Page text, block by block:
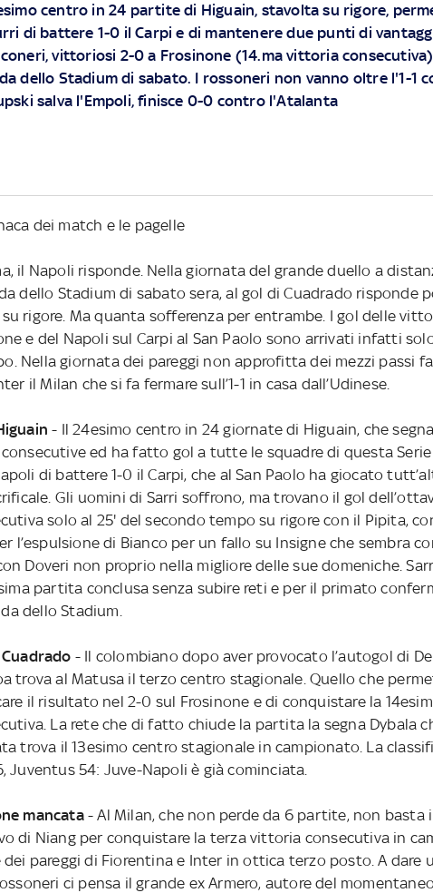
centro in 24 partite di Higuain, stavolta su rigore,
di battere 1-0 il Carpi e di mantenere due punti di
vittoriosi 2-0 a Frosinone (14.ma vittoria
dello Stadium di sabato. I rossoneri non vanno oltre l'1-1
salva l'Empoli, finisce 0-0 contro l'Atalanta
dei match e le pagelle
il Napoli risponde. Nella giornata del grande duello a
dello Stadium di sabato sera, al gol di Cuadrado risponde
rigore. Ma quanta sofferenza per entrambe. I gol delle
e del Napoli sul Carpi al San Paolo sono arrivati infatti
Nella giornata dei pareggi non approfitta dei mezzi passi
il Milan che si fa fermare sull’1-1 in casa dall’Udinese.
- Il 24esimo centro in 24 giornate di Higuain, che
ed ha fatto gol a tutte le squadre di questa Serie
di battere 1-0 il Carpi, che al San Paolo ha giocato
Gli uomini di Sarri soffrono, ma trovano il gol
solo al 25' del secondo tempo su rigore con il Pipita,
l’espulsione di Bianco per un fallo su Insigne che sembra
Doveri non proprio nella migliore delle sue domeniche.
partita conclusa senza subire reti e per il primato
dello Stadium.
Cuadrado - Il colombiano dopo aver provocato l’autogol di
trova al Matusa il terzo centro stagionale. Quello che
il risultato nel 2-0 sul Frosinone e di conquistare la
La rete che di fatto chiude la partita la segna Dybala
trova il 13esimo centro stagionale in campionato. La
Juventus 54: Juve-Napoli è già cominciata.
mancata - Al Milan, che non perde da 6 partite, non basta
di Niang per conquistare la terza vittoria consecutiva in
pareggi di Fiorentina e Inter in ottica terzo posto. A dare
ci pensa il grande ex Armero, autore del momentaneo